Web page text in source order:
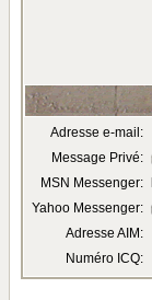
Adresse e-mail:
Message Privé:
MSN Messenger:
Yahoo Messenger:
Adresse AIM:
Numéro ICQ: